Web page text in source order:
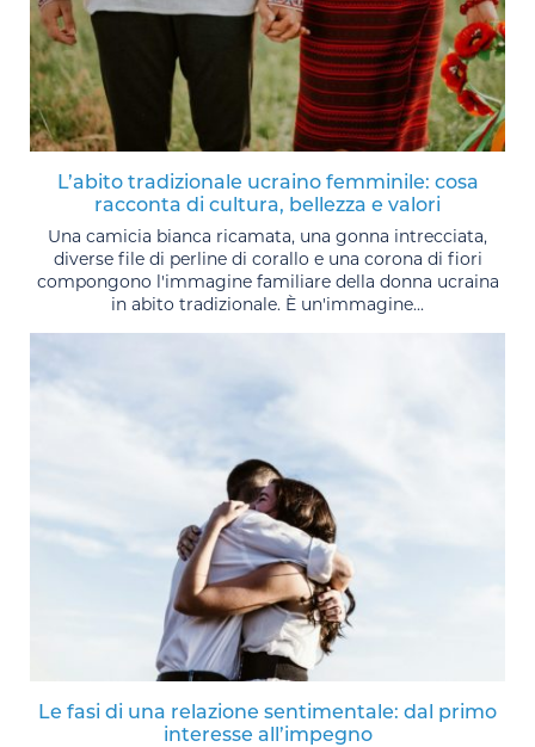
L’abito tradizionale ucraino femminile: cosa
racconta di cultura, bellezza e valori
Una camicia bianca ricamata, una gonna intrecciata,
diverse file di perline di corallo e una corona di fiori
compongono l'immagine familiare della donna ucraina
in abito tradizionale. È un'immagine...
Le fasi di una relazione sentimentale: dal primo
interesse all’impegno